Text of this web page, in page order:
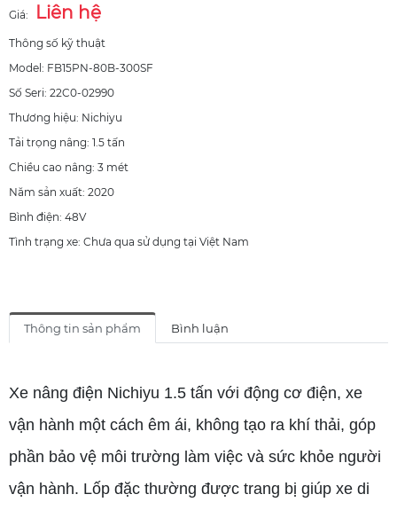
Giá:
Liên hệ
Thông số kỹ thuật
Model: FB15PN-80B-300SF
Số Seri: 22C0-02990
Thương hiệu: Nichiyu
Tải trọng nâng: 1.5 tấn
Chiều cao nâng: 3 mét
Năm sản xuất: 2020
Bình điện: 48V
Tình trạng xe: Chưa qua sử dụng tại Việt Nam
Thông tin sản phẩm Bình luận
Xe nâng điện Nichiyu 1.5 tấn với động cơ điện, xe
vận hành một cách êm ái, không tạo ra khí thải, góp
phần bảo vệ môi trường làm việc và sức khỏe người
vận hành. Lốp đặc thường được trang bị giúp xe di